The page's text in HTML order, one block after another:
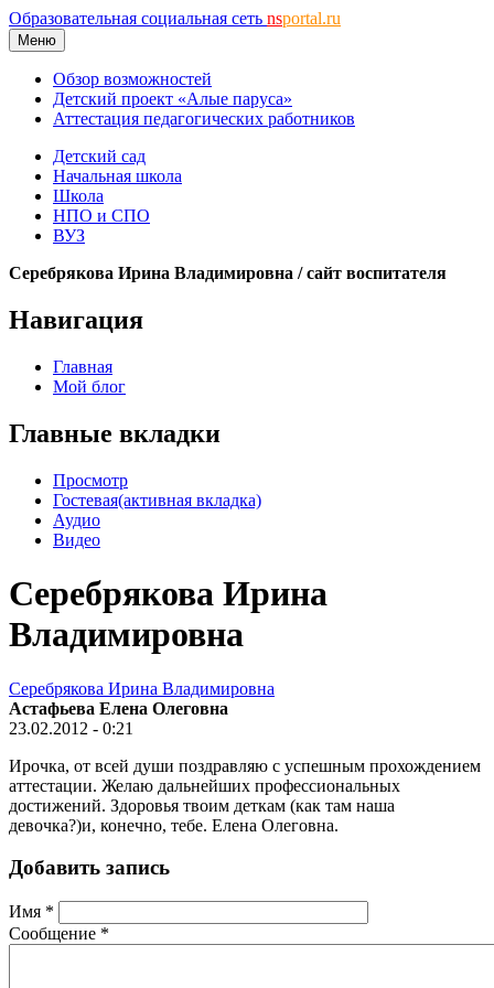
Образовательная социальная сеть nsportal.ru
Меню
Обзор возможностей
Детский проект «Алые паруса»
Аттестация педагогических работников
Детский сад
Начальная школа
Школа
НПО и СПО
ВУЗ
Серебрякова Ирина Владимировна / сайт воспитателя
Навигация
Главная
Мой блог
Главные вкладки
Просмотр
Гостевая(активная вкладка)
Аудио
Видео
Серебрякова Ирина
Владимировна
Серебрякова Ирина Владимировна
Астафьева Елена Олеговна
23.02.2012 - 0:21
Ирочка, от всей души поздравляю с успешным прохождением
аттестации. Желаю дальнейших профессиональных
достижений. Здоровья твоим деткам (как там наша
девочка?)и, конечно, тебе. Елена Олеговна.
Добавить запись
Имя *
Сообщение *